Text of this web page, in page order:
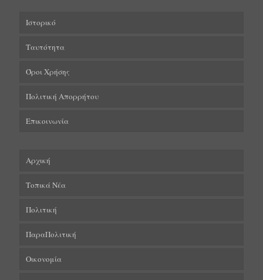
Ιστορικό
Ταυτότητα
Όροι Χρήσης
Πολιτική Απορρήτου
Επικοινωνία
Αρχική
Τοπικά Νέα
Πολιτική
ΠαραΠολιτική
Οικονομία